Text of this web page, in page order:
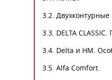
3.2.
3.3. DELTA
3.4. Delta и HM.
3.5. Alfa Comfort.